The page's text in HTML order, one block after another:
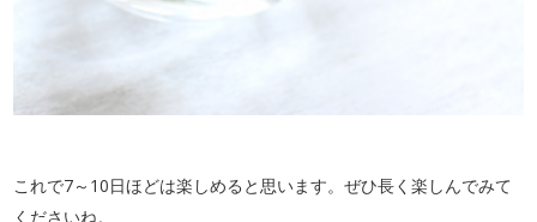
これで7～10日ほどは楽しめると思います。ぜひ長く楽しんでみて
くださいね。